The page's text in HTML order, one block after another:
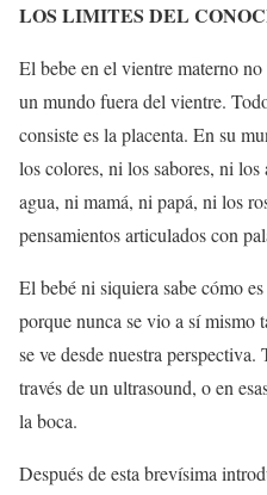
LOS LIMITES DEL
El bebe en el vientre materno
un mundo fuera del vientre.
consiste es la placenta. En su
los colores, ni los sabores, ni
agua, ni mamá, ni papá, ni los
pensamientos articulados con
El bebé ni siquiera sabe cómo
porque nunca se vio a sí mismo
se ve desde nuestra
través de un ultrasound, o en
la boca.
Después de esta brevísima